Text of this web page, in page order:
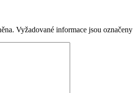
Vyžadované informace jsou označeny